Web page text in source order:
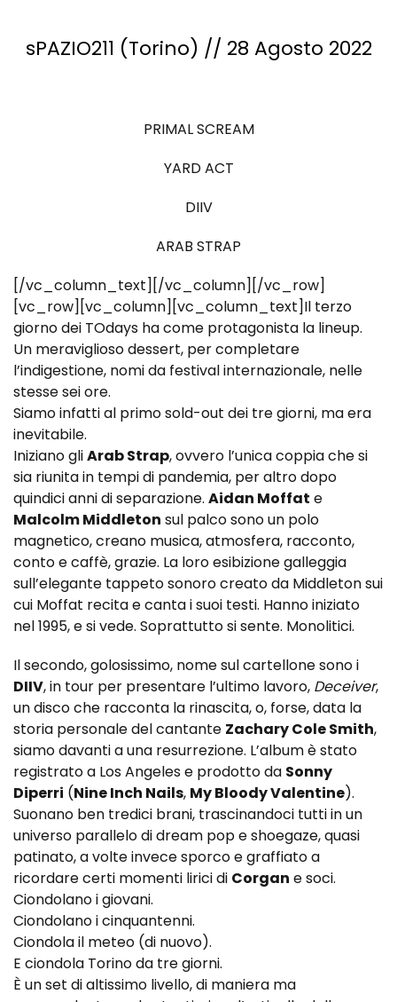
sPAZIO211 (Torino) // 28 Agosto 2022
PRIMAL SCREAM
YARD ACT
DIIV
ARAB STRAP
[/vc_column_text][/vc_column][/vc_row]
[vc_row][vc_column][vc_column_text]Il terzo
giorno dei TOdays ha come protagonista la lineup.
Un meraviglioso dessert, per completare
l’indigestione, nomi da festival internazionale, nelle
stesse sei ore.
Siamo infatti al primo sold-out dei tre giorni, ma era
inevitabile.
Iniziano gliArab Strap, ovvero l’unica coppia che si
sia riunita in tempi di pandemia, per altro dopo
quindici anni di separazione. Aidan Moffat e
Malcolm Middleton sul palco sono un polo
magnetico, creano musica, atmosfera, racconto,
conto e caffè, grazie. La loro esibizione galleggia
sull’elegante tappeto sonoro creato da Middleton sui
cui Moffat recita e canta i suoi testi. Hanno iniziato
nel 1995, e si vede. Soprattutto si sente. Monolitici.
Il secondo, golosissimo, nome sul cartellone sono i
DIIV, in tour per presentare l’ultimo lavoro, Deceiver,
un disco che racconta la rinascita, o, forse, data la
storia personale del cantante Zachary Cole Smith,
siamo davanti a una resurrezione. L’album è stato
registrato a Los Angeles e prodotto da Sonny
Diperri (Nine Inch Nails, My Bloody Valentine).
Suonano ben tredici brani, trascinandoci tutti in un
universo parallelo di dream pop e shoegaze, quasi
patinato, a volte invece sporco e graffiato a
ricordare certi momenti lirici di Corgan e soci.
Ciondolano i giovani.
Ciondolano i cinquantenni.
Ciondola il meteo (di nuovo).
E ciondola Torino da tre giorni.
È un set di altissimo livello, di maniera ma